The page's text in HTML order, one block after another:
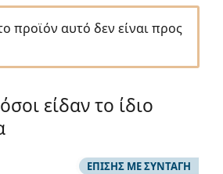
προϊόν αυτό δεν είναι προς
είδαν το ίδιο
ΕΠΊΣΗΣ ΜΕ ΣΥΝΤΑΓΉ